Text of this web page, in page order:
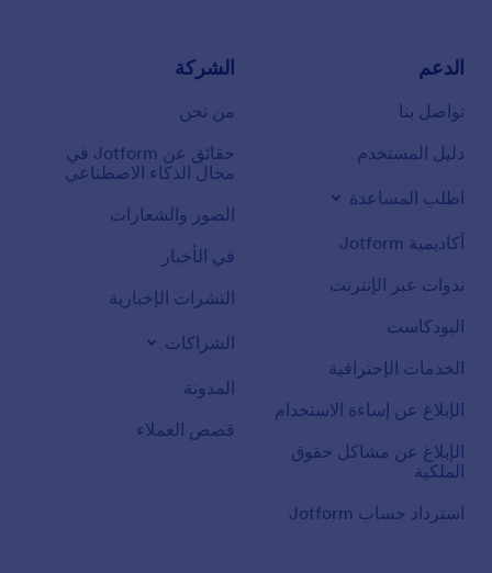
الدعم
تواصل بنا
دليل المستخدم
اطلب المساعدة
أكاديمية Jotform
ندوات عبر الإنترنت
البودكاست
الخدمات الإحترافية
الإبلاغ عن إساءة الاستخدام
الإبلاغ عن مشاكل حقوق
الملكية
استرداد حساب Jotform
الشركة
من نحن
حقائق عن Jotform في
مجال الذكاء الاصطناعي
الصور والشعارات
في الأخبار
النشرات الإخبارية
الشراكات
المدونة
قصص العملاء